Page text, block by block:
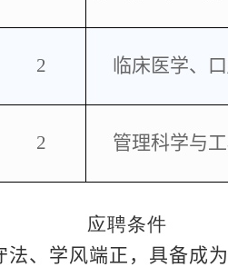
2 临床医学、
2 管理科学与
应聘条件
、学风端正，具备成